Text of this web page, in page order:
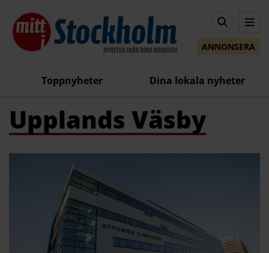
ANNONSERA
Toppnyheter Dina lokala nyheter
Upplands Väsby